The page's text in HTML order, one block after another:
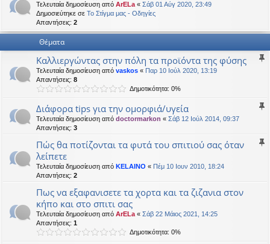
εις
Τελευταία δημοσίευση από ArELa « Σάβ 01 Αύγ 2020, 23:49
Δημοσιεύτηκε σε Το Στίγμα μας - Οδηγίες
Απαντήσεις: 2
Θέματα
Καλλιεργώντας στην πόλη τα προϊόντα της φύσης
Τελευταία δημοσίευση από vaskos « Παρ 10 Ιούλ 2020, 13:19
Απαντήσεις: 8
Δημοτικότητα: 0%
Διάφορα tips για την ομορφιά/υγεία
Τελευταία δημοσίευση από doctormarkon « Σάβ 12 Ιούλ 2014, 09:37
Απαντήσεις: 3
Πώς θα ποτίζονται τα φυτά του σπιτιού σας όταν
λείπετε
Τελευταία δημοσίευση από KELAINO « Πέμ 10 Ιουν 2010, 18:24
Απαντήσεις: 2
Πως να εξαφανισετε τα χορτα και τα ζιζανια στον
κήπο και στο σπιτι σας
Τελευταία δημοσίευση από ArELa « Σάβ 22 Μάιος 2021, 14:25
Απαντήσεις: 1
Δημοτικότητα: 0%